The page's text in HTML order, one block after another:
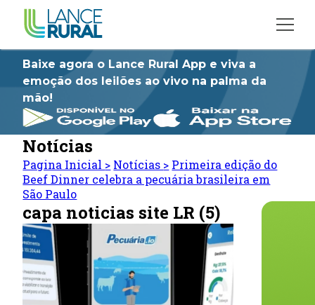
Baixe agora o Lance Rural App e viva a
emoção dos leilões ao vivo na palma da
mão!
Notícias
Pagina Inicial > Notícias > Primeira edição do
Beef Dinner celebra a pecuária brasileira em
São Paulo
capa noticias site LR (5)